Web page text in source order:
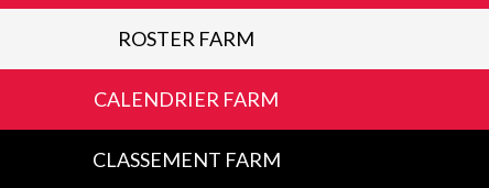
ROSTER FARM
CALENDRIER FARM
CLASSEMENT FARM